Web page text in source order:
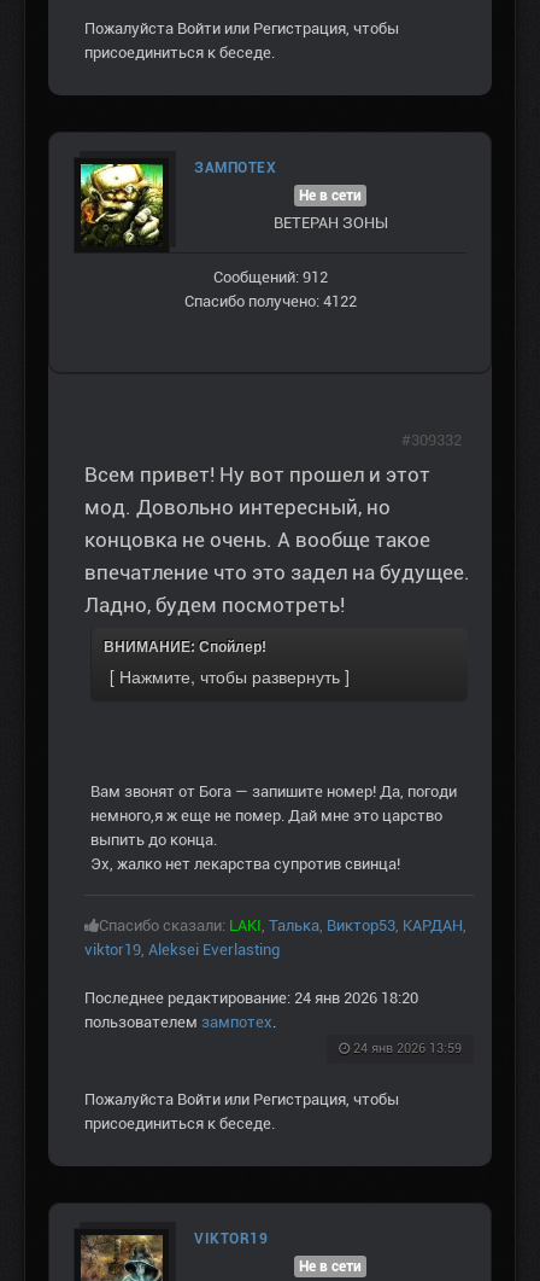
Пожалуйста Войти или Регистрация, чтобы
присоединиться к беседе.
ЗАМПОТЕХ
Не в сети
ВЕТЕРАН ЗOНЫ
Сообщений: 912
Спасибо получено: 4122
Всем привет! Ну вот прошел и этот
мод. Довольно интересный, но
концовка не очень. А вообще такое
впечатление что это задел на будущее.
Ладно, будем посмотреть!
ВНИМАНИЕ: Спойлер!
Вам звонят от Бога — запишите номер! Да, погоди
немного,я ж еще не помер. Дай мне это царство
выпить до конца.
Эх, жалко нет лекарства супротив свинца!
Спасибо сказали: LAKI, Талька, Виктор53, КАРДАН,
viktor19, Aleksei Everlasting
Последнее редактирование: 24 янв 2026 18:20
пользователем зампотех.
24 янв 2026 13:59
#309332
Пожалуйста Войти или Регистрация, чтобы
присоединиться к беседе.
VIKTOR19
Не в сети